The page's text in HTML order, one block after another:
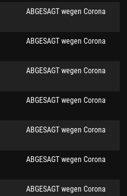
ABGESAGT wegen Corona
ABGESAGT wegen Corona
ABGESAGT wegen Corona
ABGESAGT wegen Corona
ABGESAGT wegen Corona
ABGESAGT wegen Corona
ABGESAGT wegen Corona